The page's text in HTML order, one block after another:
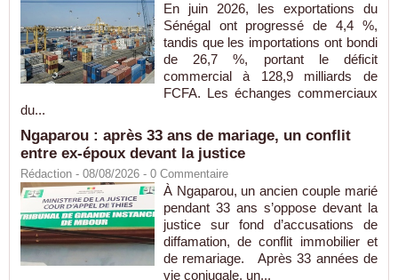
En juin 2026, les exportations du
Sénégal ont progressé de 4,4 %,
tandis que les importations ont bondi
de 26,7 %, portant le déficit
commercial à 128,9 milliards de
FCFA. Les échanges commerciaux
du...
Ngaparou : après 33 ans de mariage, un conflit
entre ex-époux devant la justice
Rédaction - 08/08/2026 - 0 Commentaire
À Ngaparou, un ancien couple marié
pendant 33 ans s’oppose devant la
justice sur fond d’accusations de
diffamation, de conflit immobilier et
de remariage. Après 33 années de
vie conjugale, un...